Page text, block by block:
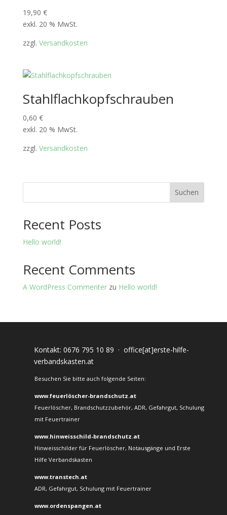
19,90 €
exkl. 20 % MwSt.
zzgl. Versandkosten
Stahlflachkopfschrauben
0,60 €
exkl. 20 % MwSt.
zzgl. Versandkosten
Suchen
Recent Posts
Hello world!
Recent Comments
A WordPress Commenterzu Hello world!
Kontakt: 0676 795 10 89 · office[at]erste-hilfe-
verbandskasten.at
Besuchen Sie bitte auch folgende Seiten:
www.feuerlöscher-brandschutz.at
Feuerlöscher, Brandschutzzubehör, ADR, Gefahrgut, Schulung
mit Feuertrainer
www.hinweisschild-brandschutz.at
Hinweisschilder für Feuerlöscher, Notausgänge und Erste
Hilfe Verbandskasten
www.transtech.at
ADR, Gefahrgut, Schulung mit Feuertrainer
www.ordenspangen.at